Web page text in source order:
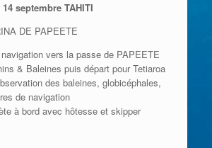
septembre TAHITI
DE PAPEETE
vers la passe de PAPEETE
& Baleines puis départ pour Tetiaroa
des baleines, globicéphales,
de navigation
à bord avec hôtesse et skipper